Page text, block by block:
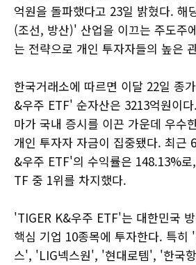
억원을 돌파했다고 23일 밝혔다. 해
(조선, 방산)' 산업을 이끄는 주도주
는 전략으로 개인 투자자들의 높은
한국거래소에 따르면 이달 22일 종
&우주 ETF' 순자산은 3213억원이
마가 국내 증시를 이끈 가운데 우수
개인 투자자 자금이 집중됐다. 최근
&우주 ETF'의 수익률은 148.13%
TF 중 1위를 차지했다.
'TIGER K&우주 ETF'는 대한민국
핵심 기업 10종목에 투자한다. 특히
스', 'LIG넥스원', '현대로템', '한국